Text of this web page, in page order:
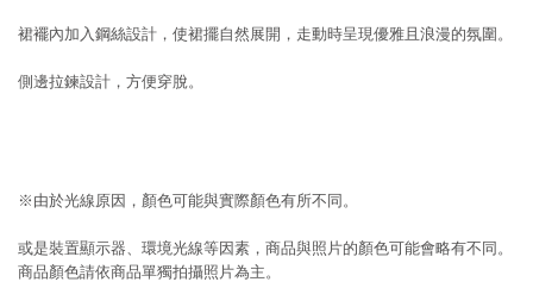
裙襬內加入鋼絲設計，使裙擺自然展開，走動時呈現優雅且浪漫的氛圍。
側邊拉鍊設計，方便穿脫。
※由於光線原因，顏色可能與實際顏色有所不同。
或是裝置顯示器、環境光線等因素，商品與照片的顏色可能會略有不同。
商品顏色請依商品單獨拍攝照片為主。